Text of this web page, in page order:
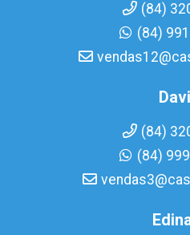
(84)
(84)
(84)
(84)